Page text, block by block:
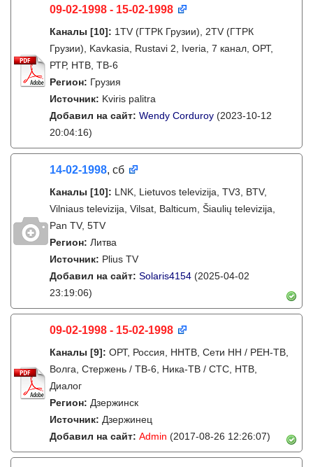
09-02-1998 - 15-02-1998
Каналы [10]: 1TV (ГТРК Грузии), 2TV (ГТРК
Грузии), Kavkasia, Rustavi 2, Iveria, 7 канал, ОРТ,
РТР, НТВ, ТВ-6
Регион: Грузия
Источник: Kviris palitra
Добавил на сайт: Wendy Corduroy (2023-10-12
20:04:16)
14-02-1998, сб
Каналы [10]: LNK, Lietuvos televizija, TV3, BTV,
Vilniaus televizija, Vilsat, Balticum, Šiaulių televizija,
Pan TV, 5TV
Регион: Литва
Источник: Plius TV
Добавил на сайт: Solaris4154 (2025-04-02
23:19:06)
09-02-1998 - 15-02-1998
Каналы [9]: ОРТ, Россия, ННТВ, Сети НН / РЕН-ТВ,
Волга, Стержень / ТВ-6, Ника-ТВ / СТС, НТВ,
Диалог
Регион: Дзержинск
Источник: Дзержинец
Добавил на сайт: Admin (2017-08-26 12:26:07)